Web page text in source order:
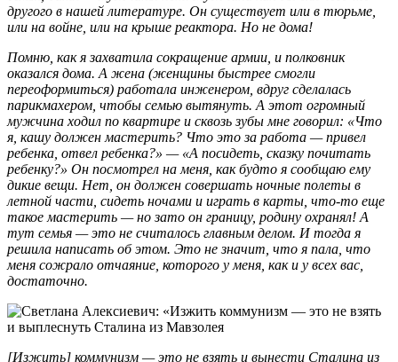
другого в нашей литературе. Он существует или в тюрьме,
или на войне, или на крыше реактора. Но не дома!
Помню, как я захватила сокращение армии, и полковник
оказался дома. А жена (женщины быстрее смогли
переоформиться) работала инженером, вдруг сделалась
парикмахером, чтобы семью вытянуть. А этот огромный
мужчина ходил по квартире и сквозь зубы мне говорил: «Что
я, кашу должен мастерить? Что это за работа — привел
ребенка, отвел ребенка?» — «А посидеть, сказку почитать
ребенку?» Он посмотрел на меня, как будто я сообщаю ему
дикие вещи. Нет, он должен совершать ночные полеты в
летной части, сидеть ночами и играть в карты, что-то еще
такое мастерить — но зато он границу, родину охранял! А
тут семья — это не считалось главным делом. И тогда я
решила написать об этом. Это не значит, что я пала, что
меня сожрало отчаяние, которого у меня, как и у всех вас,
достаточно.
[Изжить] коммунизм — это не взять и вынести Сталина из